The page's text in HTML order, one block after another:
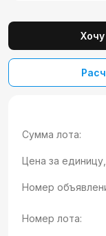
Сумма лота:
Цена за
Номер
Номер лота: